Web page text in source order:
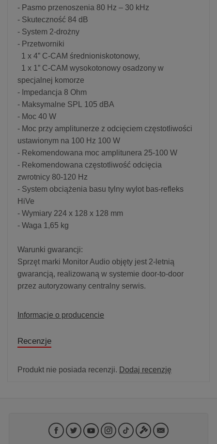
- Pasmo przenoszenia 80 Hz – 30 kHz
- Skuteczność 84 dB
- System 2-drożny
- Przetworniki
1 x 4” C-CAM średnioniskotonowy,
1 x 1” C-CAM wysokotonowy osadzony w
specjalnej komorze
- Impedancja 8 Ohm
- Maksymalne SPL 105 dBA
- Moc 40 W
- Moc przy amplitunerze z odcięciem częstotliwości
ustawionym na 100 Hz 100 W
- Rekomendowana moc amplitunera 25-100 W
- Rekomendowana częstotliwość odcięcia
zwrotnicy 80-120 Hz
- System obciążenia basu tylny wylot bas-refleks
HiVe
- Wymiary 224 x 128 x 128 mm
- Waga 1,65 kg
Warunki gwarancji:
Sprzęt marki Monitor Audio objęty jest 2-letnią
gwarancją, realizowaną w systemie door-to-door
przez autoryzowany centralny serwis.
Informacje o producencie
Recenzje
Produkt nie posiada recenzji. Dodaj recenzję